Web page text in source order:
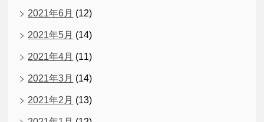
2021年6月 (12)
2021年5月 (14)
2021年4月 (11)
2021年3月 (14)
2021年2月 (13)